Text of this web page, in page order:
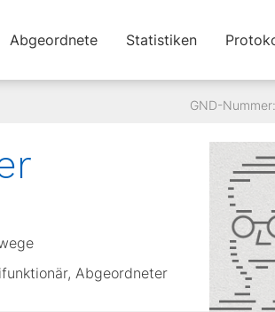
Abgeordnete Statistiken
GND-
Abgeordneter